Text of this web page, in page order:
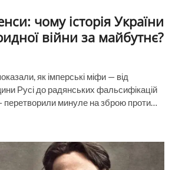
чому історія України
війни за майбутнє?
як імперські міфи — від
Русі до радянських фальсифікацій
перетворили минуле на зброю проти…